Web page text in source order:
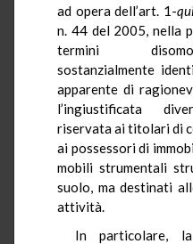
ad opera dell’art. 1-
n. 44 del 2005, nella
termini
sostanzialmente
apparente di
l’ingiustificata
riservata ai titolari di
ai possessori di
mobili strumentali
suolo, ma destinati
attività.
In particolare,